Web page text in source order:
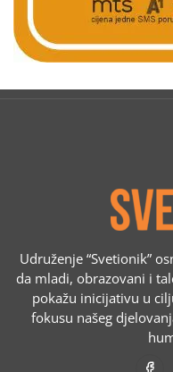
Udruženje “Svetionik”
da mladi, obrazovani i
pokažu inicijativu u
fokusu našeg